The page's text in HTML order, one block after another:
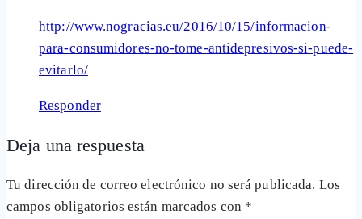
http://www.nogracias.eu/2016/10/15/informacion-
para-consumidores-no-tome-antidepresivos-si-puede-
evitarlo/
Responder
Deja una respuesta
Tu dirección de correo electrónico no será publicada. Los
campos obligatorios están marcados con *